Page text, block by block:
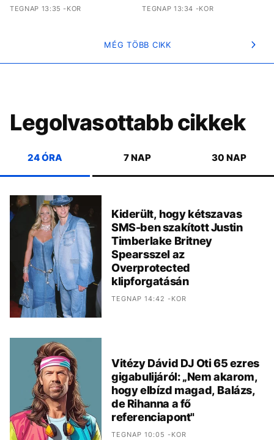
TEGNAP 13:35 -KOR TEGNAP 13:34 -KOR
MÉG TÖBB CIKK
Legolvasottabb cikkek
24 ÓRA 7 NAP 30 NAP
Kiderült, hogy kétszavas
SMS-ben szakított Justin
Timberlake Britney
Spearsszel az
Overprotected
klipforgatásán
TEGNAP 14:42 -KOR
Vitézy Dávid DJ Oti 65 ezres
gigabulijáról: „Nem akarom,
hogy elbízd magad, Balázs,
de Rihanna a fő
referenciapont"
TEGNAP 10:05 -KOR